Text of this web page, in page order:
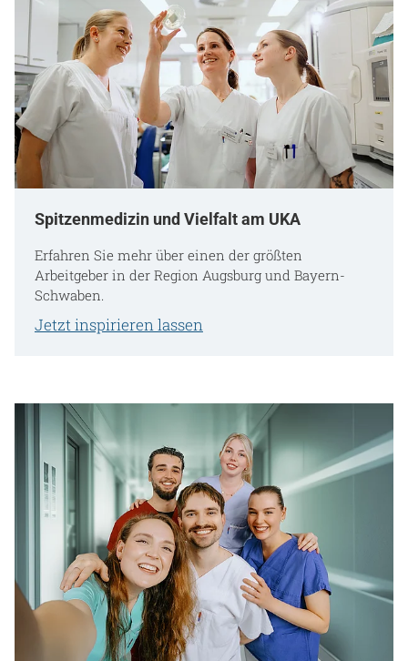
Spitzenmedizin und Vielfalt am UKA
Erfahren Sie mehr über einen der größten
Arbeitgeber in der Region Augsburg und Bayern-
Schwaben.
Jetzt inspirieren lassen